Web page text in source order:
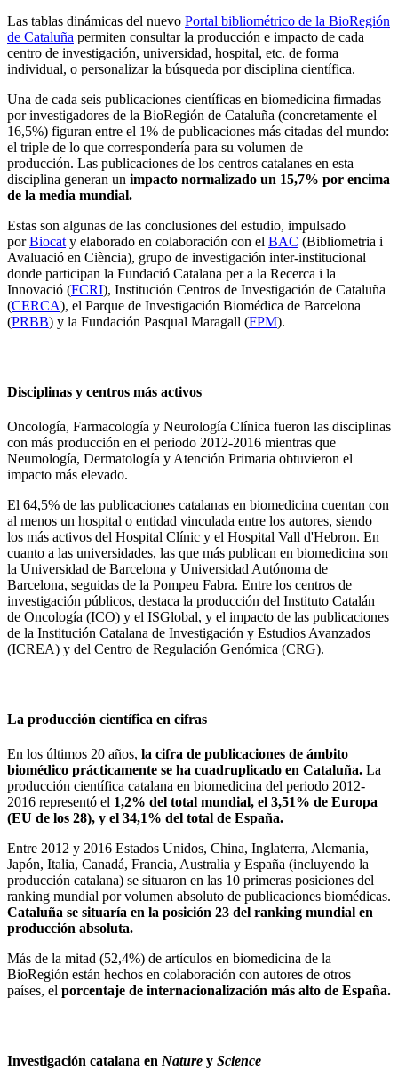
Las tablas dinámicas del nuevo Portal bibliométrico de la BioRegión
de Cataluña permiten consultar la producción e impacto de cada
centro de investigación, universidad, hospital, etc. de forma
individual, o personalizar la búsqueda por disciplina científica.
Una de cada seis publicaciones científicas en biomedicina firmadas
por investigadores de la BioRegión de Cataluña (concretamente el
16,5%) figuran entre el 1% de publicaciones más citadas del mundo:
el triple de lo que correspondería para su volumen de
producción. Las publicaciones de los centros catalanes en esta
disciplina generan un impacto normalizado un 15,7% por encima
de la media mundial.
Estas son algunas de las conclusiones del estudio, impulsado
porBiocaty elaborado en colaboración con el BAC (Bibliometria i
Avaluació en Ciència), grupo de investigación inter-institucional
donde participan la Fundació Catalana per a la Recerca i la
Innovació (FCRI), Institución Centros de Investigación de Cataluña
(CERCA), el Parque de Investigación Biomédica de Barcelona
(PRBB) y la Fundación Pasqual Maragall (FPM).
Disciplinas y centros más activos
Oncología, Farmacología y Neurología Clínica fueron las disciplinas
con más producción en el periodo 2012-2016 mientras que
Neumología, Dermatología y Atención Primaria obtuvieron el
impacto más elevado.
El 64,5% de las publicaciones catalanas en biomedicina cuentan con
al menos un hospital o entidad vinculada entre los autores, siendo
los más activos del Hospital Clínic y el Hospital Vall d'Hebron. En
cuanto a las universidades, las que más publican en biomedicina son
la Universidad de Barcelona y Universidad Autónoma de
Barcelona, ​​seguidas de la Pompeu Fabra. Entre los centros de
investigación públicos, destaca la producción del Instituto Catalán
de Oncología (ICO) y el ISGlobal, y el impacto de las publicaciones
de la Institución Catalana de Investigación y Estudios Avanzados
(ICREA) y del Centro de Regulación Genómica (CRG).
La producción científica en cifras
En los últimos 20 años, la cifra de publicaciones de ámbito
biomédico prácticamente se ha cuadruplicado en Cataluña. La
producción científica catalana en biomedicina del periodo 2012-
2016 representó el 1,2% del total mundial, el 3,51% de Europa
(EU de los 28), y el 34,1% del total de España.
Entre 2012 y 2016 Estados Unidos, China, Inglaterra, Alemania,
Japón, Italia, Canadá, Francia, Australia y España (incluyendo la
producción catalana) se situaron en las 10 primeras posiciones del
ranking mundial por volumen absoluto de publicaciones biomédicas.
Cataluña se situaría en la posición 23 del ranking mundial en
producción absoluta.
Más de la mitad (52,4%) de artículos en biomedicina de la
BioRegión están hechos en colaboración con autores de otros
países, el porcentaje de internacionalización más alto de España.
Investigación catalana en Nature y Science